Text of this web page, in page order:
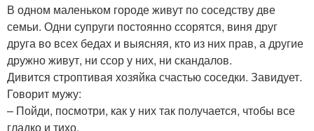
В одном маленьком городе живут по соседству две
семьи. Одни супруги постоянно ссорятся, виня друг
друга во всех бедах и выясняя, кто из них прав, а другие
дружно живут, ни ссор у них, ни скандалов.
Дивится строптивая хозяйка счастью соседки. Завидует.
Говорит мужу:
– Пойди, посмотри, как у них так получается, чтобы все
гладко и тихо.